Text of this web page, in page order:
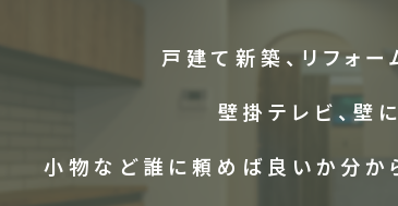
戸建て新築、リフォ
壁掛テレビ、壁
小物など誰に頼めば良いか分か